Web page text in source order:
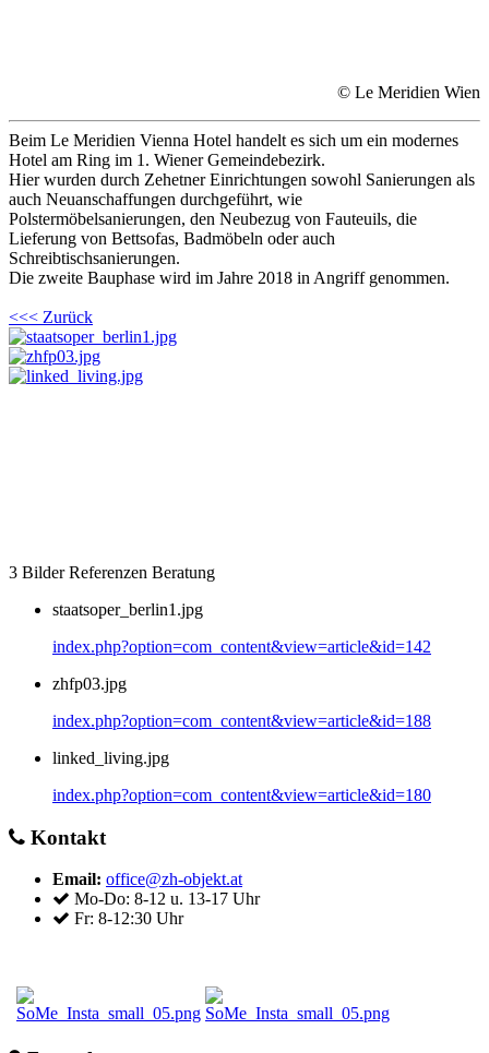
© Le Meridien Wien
Beim Le Meridien Vienna Hotel handelt es sich um ein modernes
Hotel am Ring im 1. Wiener Gemeindebezirk.
Hier wurden durch Zehetner Einrichtungen sowohl Sanierungen als
auch Neuanschaffungen durchgeführt, wie
Polstermöbelsanierungen, den Neubezug von Fauteuils, die
Lieferung von Bettsofas, Badmöbeln oder auch
Schreibtischsanierungen.
Die zweite Bauphase wird im Jahre 2018 in Angriff genommen.
<<< Zurück
3 Bilder Referenzen Beratung
staatsoper_berlin1.jpg
index.php?option=com_content&view=article&id=142
zhfp03.jpg
index.php?option=com_content&view=article&id=188
linked_living.jpg
index.php?option=com_content&view=article&id=180
Kontakt
Email: office@zh-objekt.at
Mo-Do: 8-12 u. 13-17 Uhr
Fr: 8-12:30 Uhr